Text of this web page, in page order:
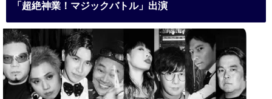
「超絶神業！マジックバトル」出演